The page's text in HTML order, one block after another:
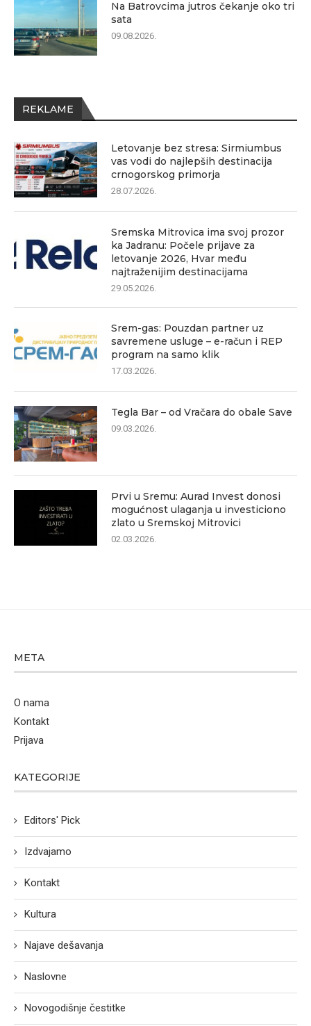
Na Batrovcima jutros čekanje oko tri
sata
09.08.2026.
REKLAME
Letovanje bez stresa: Sirmiumbus
vas vodi do najlepših destinacija
crnogorskog primorja
28.07.2026.
Sremska Mitrovica ima svoj prozor
ka Jadranu: Počele prijave za
letovanje 2026, Hvar među
najtraženijim destinacijama
29.05.2026.
Srem-gas: Pouzdan partner uz
savremene usluge – e-račun i REP
program na samo klik
17.03.2026.
Tegla Bar – od Vračara do obale Save
09.03.2026.
Prvi u Sremu: Aurad Invest donosi
mogućnost ulaganja u investiciono
zlato u Sremskoj Mitrovici
02.03.2026.
META
O nama
Kontakt
Prijava
KATEGORIJE
Editors' Pick
Izdvajamo
Kontakt
Kultura
Najave dešavanja
Naslovne
Novogodišnje čestitke